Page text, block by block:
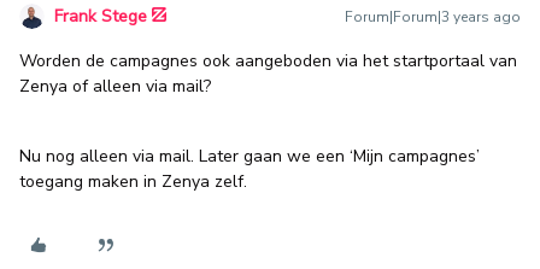
Frank Stege Forum|Forum|3 years ago
Worden de campagnes ook aangeboden via het startportaal van
Zenya of alleen via mail?
Nu nog alleen via mail. Later gaan we een ‘Mijn campagnes’
toegang maken in Zenya zelf.